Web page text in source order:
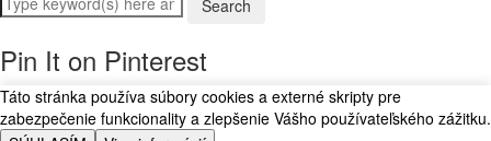
Pin It on Pinterest
Táto stránka používa súbory cookies a externé skripty pre
zabezpečenie funkcionality a zlepšenie Vášho používateľského zážitku.